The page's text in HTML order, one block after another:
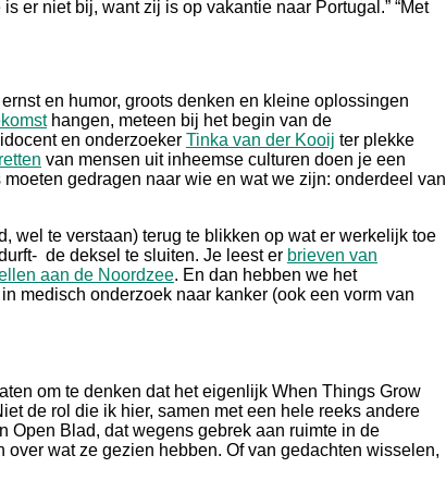
er niet bij, want zij is op vakantie naar Portugal.” “Met
en humor, groots denken en kleine oplossingen
hangen, meteen bij het begin van de
en onderzoeker Tinka van der Kooij ter plekke
van mensen uit inheemse culturen doen je een
gedragen naar wie en wat we zijn: onderdeel van
wel te verstaan) terug te blikken op wat er werkelijk toe
de deksel te sluiten. Je leest er brieven van
aan de Noordzee. En dan hebben we het
medisch onderzoek naar kanker (ook een vorm van
om te denken dat het eigenlijk When Things Grow
de rol die ik hier, samen met een hele reeks andere
Open Blad, dat wegens gebrek aan ruimte in de
wat ze gezien hebben. Of van gedachten wisselen,